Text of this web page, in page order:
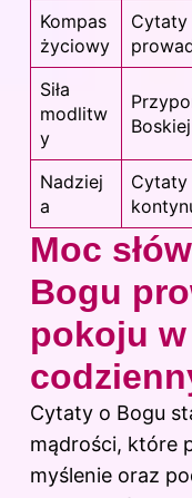
Kompas
życiowy
Cytaty
Siła
modlitw
y
Nadziej
a
Cytaty
Moc
Bogu
pokoju
Cytaty o Bogu
mądrości, które
myślenie oraz